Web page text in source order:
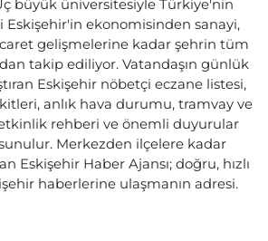
büyük üniversitesiyle Türkiye'nin
Eskişehir'in ekonomisinden sanayi,
gelişmelerine kadar şehrin tüm
takip ediliyor. Vatandaşın günlük
Eskişehir nöbetçi eczane listesi,
anlık hava durumu, tramvay ve
rehberi ve önemli duyurular
Merkezden ilçelere kadar
Eskişehir Haber Ajansı; doğru, hızlı
haberlerine ulaşmanın adresi.